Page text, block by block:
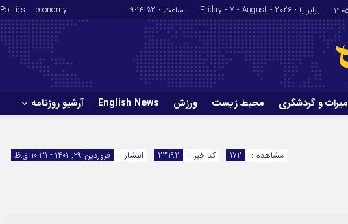
برابر با : Friday - 7 - August - 2026 ساعت : 9:14:53
economy
Politics
میراث و گردشگری محیط زیست ورزش English News آرشیو روزنامه
ورزش English News
انتشار :
فروردین ۲۹, ۱۴۰۱ - 10:31 ق.ظ کد خبر : 23192 مشاهده : 172